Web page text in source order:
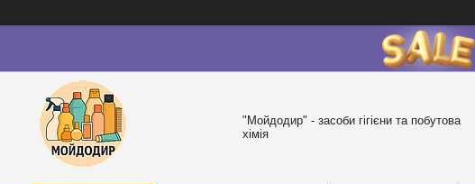
"Мойдодир" - засоби гігієни та побутова
хімія